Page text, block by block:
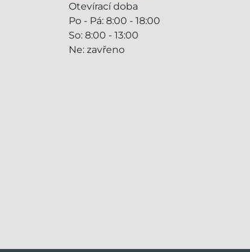
Otevírací doba
Po - Pá: 8:00 - 18:00
So: 8:00 - 13:00
Ne: zavřeno